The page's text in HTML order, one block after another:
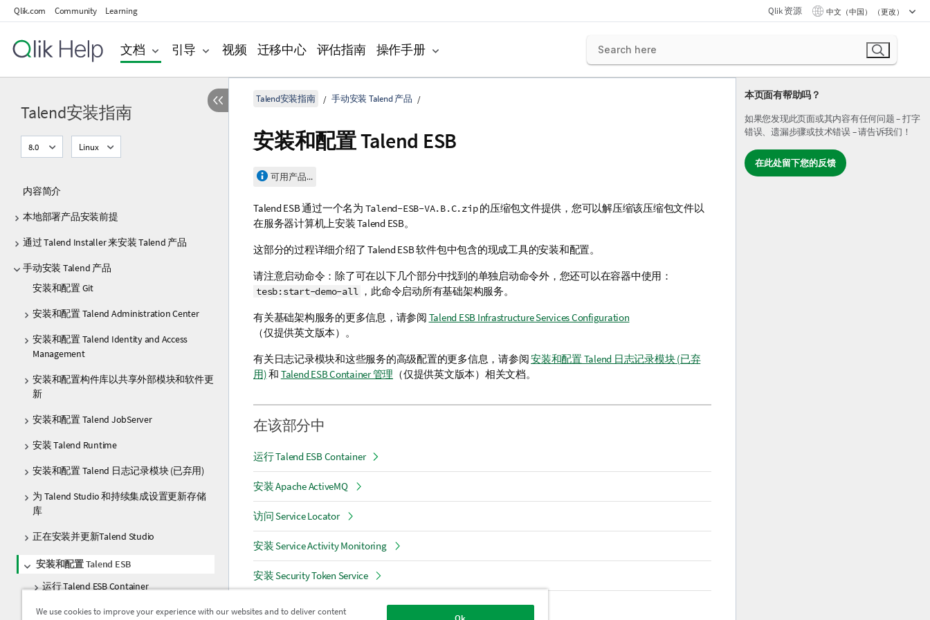
Qlik.com Community Learning Qlik 资源 中文（中国） （更改）
文档 引导 视频 迁移中心 评估指南 操作手册
Talend安装指南
8.0 Linux
内容简介
本地部署产品安装前提
通过 Talend Installer 来安装 Talend 产品
手动安装 Talend 产品
安装和配置 Git
安装和配置 Talend Administration Center
安装和配置 Talend Identity and Access
Management
安装和配置构件库以共享外部模块和软件更
新
安装和配置 Talend JobServer
安装 Talend Runtime
安装和配置 Talend 日志记录模块 (已弃用)
为 Talend Studio 和持续集成设置更新存储
库
正在安装并更新Talend Studio
安装和配置 Talend ESB
运行 Talend ESB Container
安装 Apache ActiveMQ
本页面有帮助吗？
如果您发现此页面或其内容有任何问题 – 打字
错误、遗漏步骤或技术错误 – 请告诉我们！
在此处留下您的反馈
Talend安装指南 手动安装 Talend 产品
安装和配置Talend ESB
可用产品...
Talend ESB通过一个名为 Talend-ESB-VA.B.C.zip的压缩包文件提供，您可以解压缩该压缩包文件以
在服务器计算机上安装Talend ESB。
这部分的过程详细介绍了 Talend ESB软件包中包含的现成工具的安装和配置。
请注意启动命令：除了可在以下几个部分中找到的单独启动命令外，您还可以在容器中使用：
tesb:start-demo-all ，此命令启动所有基础架构服务。
有关基础架构服务的更多信息，请参阅 Talend ESB Infrastructure Services Configuration
（仅提供英文版本） 。
有关日志记录模块和这些服务的高级配置的更多信息，请参阅安装和配置 Talend 日志记录模块 (已弃
用)和 Talend ESB Container 管理 （仅提供英文版本） 相关文档。
在该部分中
运行 Talend ESB Container
安装 Apache ActiveMQ
访问 Service Locator
安装 Service Activity Monitoring
安装 Security Token Service
安装 Syncope 并配置 ESB Syncope 登录模块
We use cookies to improve your experience with our websites and to deliver content